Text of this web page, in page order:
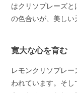
はクリソプレーズ
の色合いが、美しい
寛大な心を育む
レモンクリソプレ
われています。そ